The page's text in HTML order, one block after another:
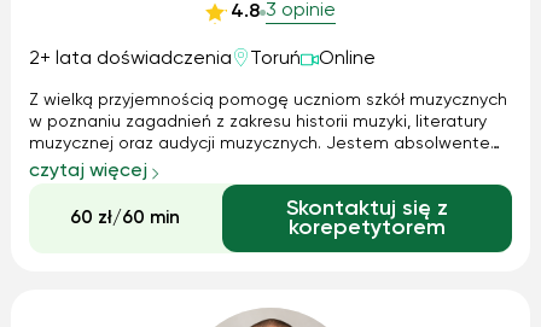
4.8 3 opinie
2+ lata doświadczenia Toruń Online
Z wielką przyjemnością pomogę uczniom szkół muzycznych
w poznaniu zagadnień z zakresu historii muzyki, literatury
muzycznej oraz audycji muzycznych. Jestem absolwentem
Szkoły Muzycznej I stopnia (w klasie akordeonu) oraz Szkoły
Muzycznej II stopnia (w klasie śpiewu solowego). Możliwe są
zarówno zaj...
czytaj więcej
60 zł/60 min
Skontaktuj się z
korepetytorem